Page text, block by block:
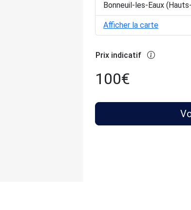
Bonneuil-les-Eaux
Afficher la carte
Prix indicatif
100€